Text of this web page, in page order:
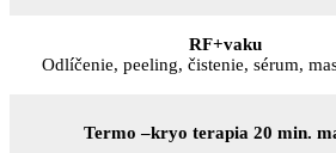
RF+vaku
Odlíčenie, peeling, čistenie, sérum,
Termo –kryo terapia 20 min.